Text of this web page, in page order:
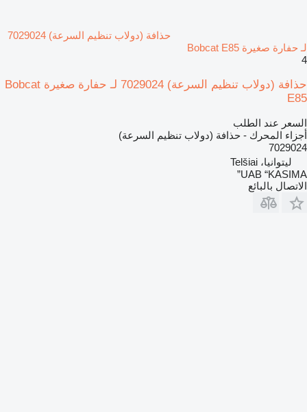
حذافة (دولاب تنظيم السرعة) 7029024
لـ حفارة صغيرة Bobcat E85
4
حذافة (دولاب تنظيم السرعة) 7029024 لـ حفارة صغيرة Bobcat
E85
السعر عند الطلب
أجزاء المحرك - حذافة (دولاب تنظيم السرعة)
7029024
ليتوانيا، Telšiai
UAB “KASIMA”
الاتصال بالبائع